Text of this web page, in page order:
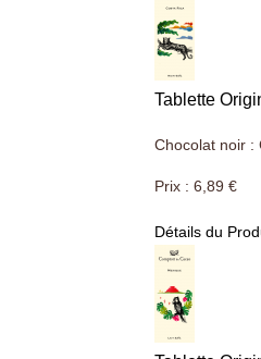
Tablette
Chocolat noir :
Prix : 6,89 €
Détails du